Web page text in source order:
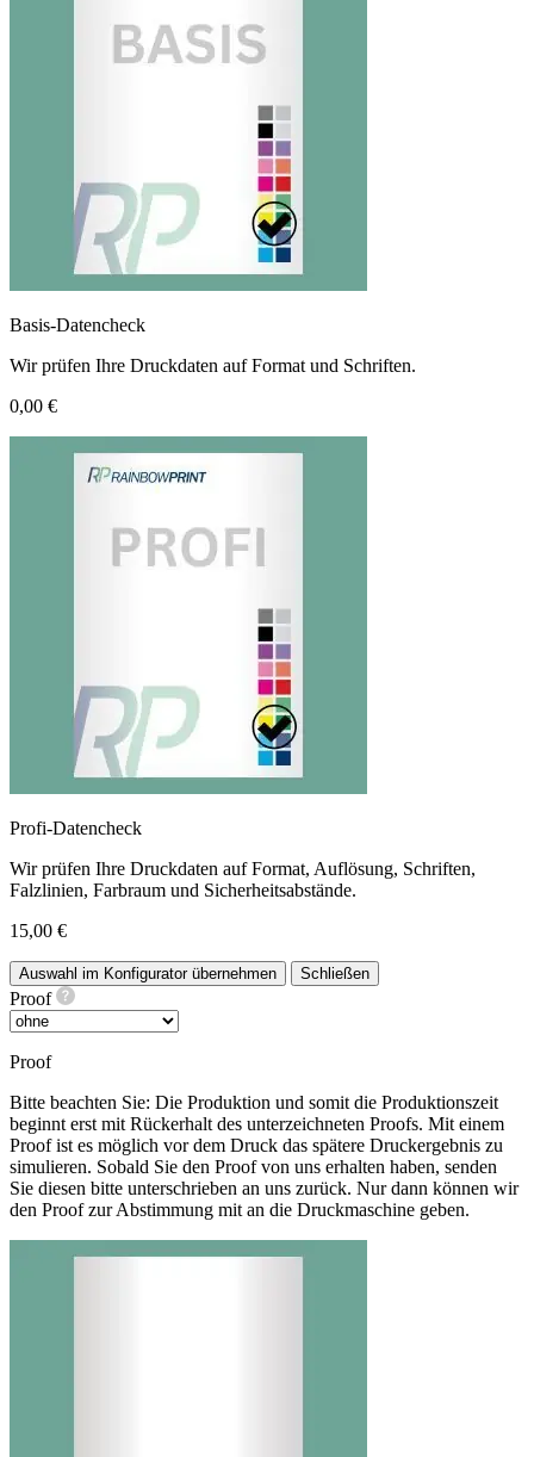
Basis-Datencheck
Wir prüfen Ihre Druckdaten auf Format und Schriften.
0,00 €
Profi-Datencheck
Wir prüfen Ihre Druckdaten auf Format, Auflösung, Schriften,
Falzlinien, Farbraum und Sicherheitsabstände.
15,00 €
Auswahl im Konfigurator übernehmen Schließen
Proof
Proof
Bitte beachten Sie: Die Produktion und somit die Produktionszeit
beginnt erst mit Rückerhalt des unterzeichneten Proofs. Mit einem
Proof ist es möglich vor dem Druck das spätere Druckergebnis zu
simulieren. Sobald Sie den Proof von uns erhalten haben, senden
Sie diesen bitte unterschrieben an uns zurück. Nur dann können wir
den Proof zur Abstimmung mit an die Druckmaschine geben.